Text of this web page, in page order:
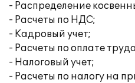
- Распределение
- Расчеты по НДС;
- Кадровый учет;
- Расчеты по оплате
- Налоговый учет;
- Расчеты по налогу на